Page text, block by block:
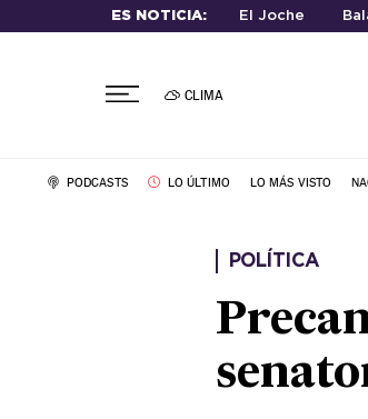
ES NOTICIA: El Joche
CLIMA
PODCASTS LO ÚLTIMO LO MÁS VISTO
POLÍTICA